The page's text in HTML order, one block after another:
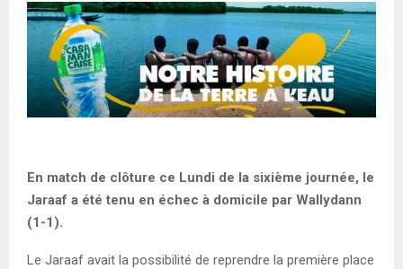
En match de clôture ce Lundi de la sixième journée, le
Jaraaf a été tenu en échec à domicile par Wallydann
(1-1).
Le Jaraaf avait la possibilité de reprendre la première place